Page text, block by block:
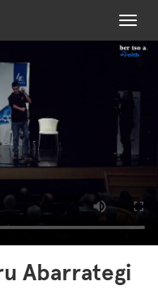
Abarrategi